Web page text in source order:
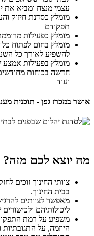
עצמי מנצח ומביא את
מומלץ כסדנת חיזוק
תפקודם
מומלץ כפעילות
מומלץ בחום לפתוח
להשפיע לאורך כל
מומלץ בפעילות
חדשה בכוחות
ועוד
אושר במכרז גפן - תוכנית מענה
מה יוצא לכם מזה?
צוותי החינוך זוכים
בבית החינוך.
מאפשר לצוותים
ליכולותיהם
משפיע על רמת
היוזמה, על